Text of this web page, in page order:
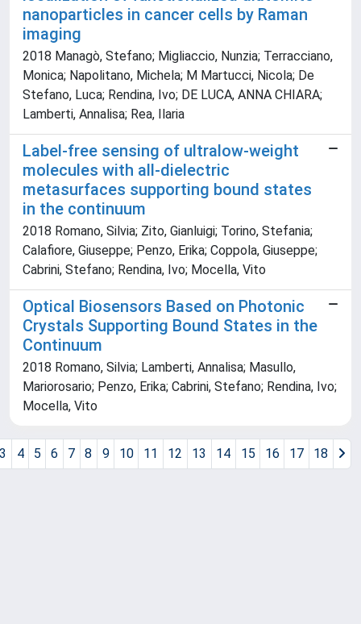
nanoparticles in cancer cells by Raman
imaging
2018 Managò, Stefano; Migliaccio, Nunzia; Terracciano,
Monica; Napolitano, Michela; M Martucci, Nicola; De
Stefano, Luca; Rendina, Ivo; DE LUCA, ANNA CHIARA;
Lamberti, Annalisa; Rea, Ilaria
Label-free sensing of ultralow-weight
molecules with all-dielectric
metasurfaces supporting bound states
in the continuum
2018 Romano, Silvia; Zito, Gianluigi; Torino, Stefania;
Calafiore, Giuseppe; Penzo, Erika; Coppola, Giuseppe;
Cabrini, Stefano; Rendina, Ivo; Mocella, Vito
Optical Biosensors Based on Photonic
Crystals Supporting Bound States in the
Continuum
2018 Romano, Silvia; Lamberti, Annalisa; Masullo,
Mariorosario; Penzo, Erika; Cabrini, Stefano; Rendina, Ivo;
Mocella, Vito
3 4 5 6 7 8 9 10 11 12 13 14 15 16 17 18